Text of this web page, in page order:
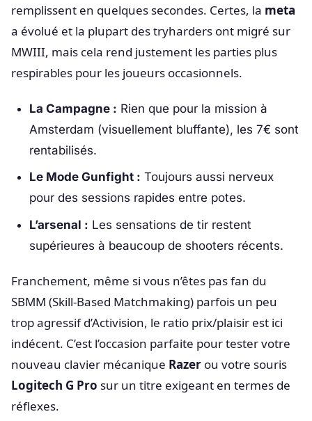
remplissent en quelques secondes. Certes, la meta
a évolué et la plupart des tryharders ont migré sur
MWIII, mais cela rend justement les parties plus
respirables pour les joueurs occasionnels.
La Campagne : Rien que pour la mission à
Amsterdam (visuellement bluffante), les 7€ sont
rentabilisés.
Le Mode Gunfight : Toujours aussi nerveux
pour des sessions rapides entre potes.
L’arsenal : Les sensations de tir restent
supérieures à beaucoup de shooters récents.
Franchement, même si vous n’êtes pas fan du
SBMM (Skill-Based Matchmaking) parfois un peu
trop agressif d’Activision, le ratio prix/plaisir est ici
indécent. C’est l’occasion parfaite pour tester votre
nouveau clavier mécanique Razer ou votre souris
Logitech G Pro sur un titre exigeant en termes de
réflexes.